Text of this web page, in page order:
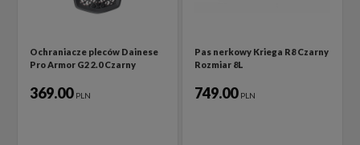
Ochraniacze pleców Dainese
Pro Armor G2 2.0 Czarny
369.00 PLN
Pas nerkowy Kriega R8 Czarny
Rozmiar 8L
749.00 PLN